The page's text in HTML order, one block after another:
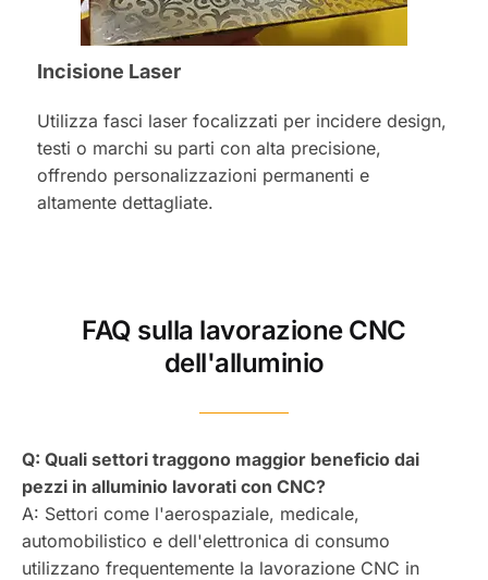
Incisione Laser
Utilizza fasci laser focalizzati per incidere design,
testi o marchi su parti con alta precisione,
offrendo personalizzazioni permanenti e
altamente dettagliate.
FAQ sulla lavorazione CNC
dell'alluminio
Q: Quali settori traggono maggior beneficio dai
pezzi in alluminio lavorati con CNC?
A: Settori come l'aerospaziale, medicale,
automobilistico e dell'elettronica di consumo
utilizzano frequentemente la lavorazione CNC in